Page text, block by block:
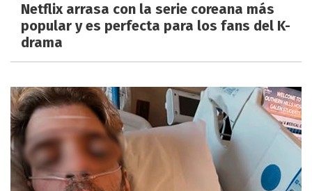
Netflix arrasa con la serie coreana más
popular y es perfecta para los fans del K-
drama